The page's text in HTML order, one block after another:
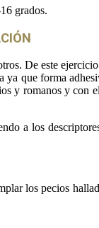
grados.
De este
que forma
y romanos y
a los
los pecios